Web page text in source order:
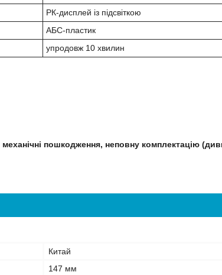
РК-дисплей із підсвіткою
АБС-пластик
упродовж 10 хвилин
пошкодження, неповну комплектацію
Китай
147 мм